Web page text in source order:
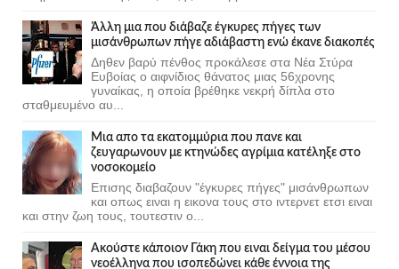
Άλλη μια που διάβαζε έγκυρες πήγες των
μισάνθρωπων πήγε αδιάβαστη ενώ έκανε διακοπές
Δηθεν βαρύ πένθος προκάλεσε στα Νέα Στύρα
Ευβοίας ο αιφνίδιος θάνατος μιας 56χρονης
γυναίκας, η οποία βρέθηκε νεκρή δίπλα στο
σταθμευμένο αυ...
Μια απο τα εκατομμύρια που πανε και
ζευγαρωνουν με κτηνώδες αγρίμια κατέληξε στο
νοσοκομείο
Επισης διαβαζουν "έγκυρες πήγες" μισάνθρωπων
και οπως ειναι η εικονα τους στο ιντερνετ ετσι ειναι
και στην ζωη τους, τουτεστιν ο...
Ακούστε κάποιον Γάκη που ειναι δείγμα του μέσου
νεοέλληνα που ισοπεδώνει κάθε έννοια της